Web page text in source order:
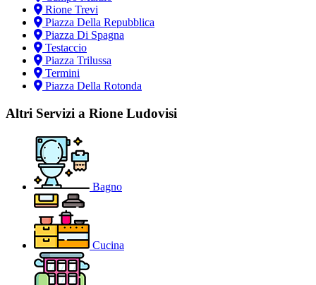
Rione Trevi
Piazza Della Repubblica
Piazza Di Spagna
Testaccio
Piazza Trilussa
Termini
Piazza Della Rotonda
Altri Servizi a Rione Ludovisi
Bagno
Cucina